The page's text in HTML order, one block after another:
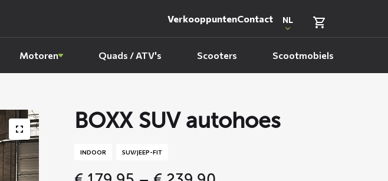
VerkooppuntenContact NL
Motoren Quads / ATV's Scooters Scootmobiels
BOXX SUV autohoes
INDOOR SUV/JEEP-FIT